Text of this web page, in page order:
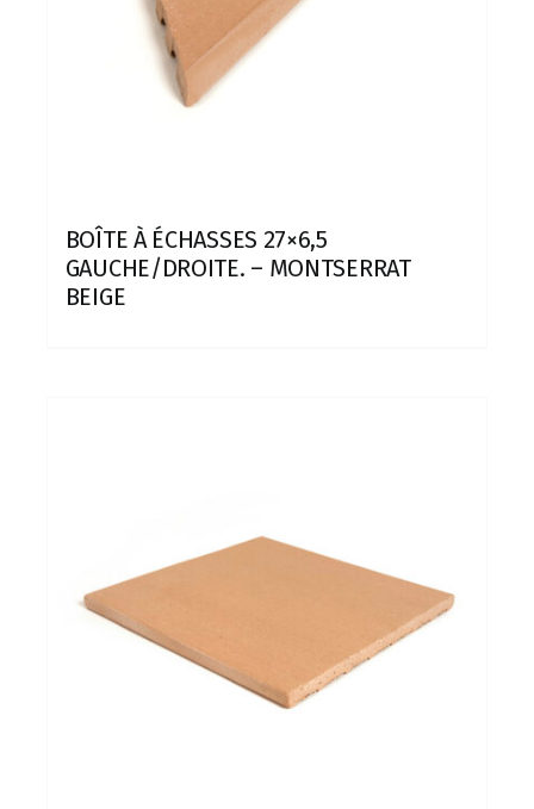
BOÎTE À ÉCHASSES 27×6,5
GAUCHE/DROITE. – MONTSERRAT
BEIGE